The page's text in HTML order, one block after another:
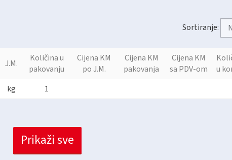
Sortiranje:
J.M.
Količina u
pakovanju
Cijena KM
po J.M.
Cijena KM
pakovanja
Cijena KM
sa PDV-om
u
kg 1
Prikaži sve